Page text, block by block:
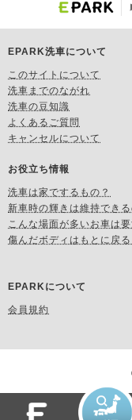
EPARK洗車について
このサイトについて
洗車までのながれ
洗車の豆知識
よくあるご質問
キャンセルについて
お役立ち情報
洗車は家でするもの？
新車時の輝きは維持できる
こんな場面が多いお車は要
傷んだボディはもとに戻る
EPARKについて
会員規約